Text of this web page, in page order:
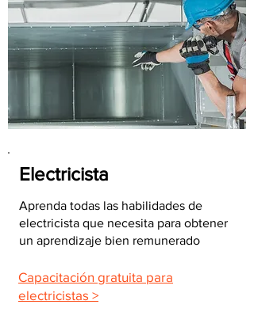
Electricista
Aprenda todas las habilidades de
electricista que necesita para obtener
un aprendizaje bien remunerado
Capacitación gratuita para
electricistas >